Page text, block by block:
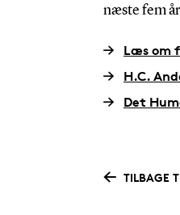
næste fem
Læs om
H.C.
Det
TILBAGE